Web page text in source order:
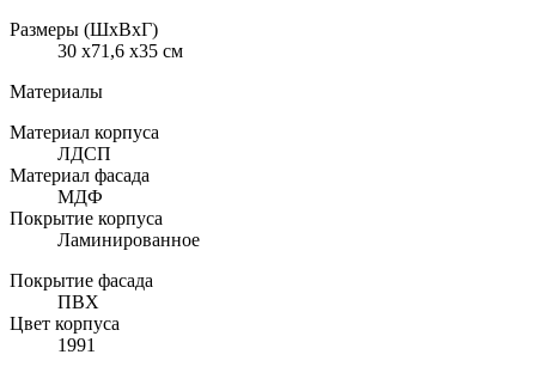
Размеры (ШхВхГ)
30 x71,6 x35 см
Материалы
Материал корпуса
ЛДСП
Материал фасада
МДФ
Покрытие корпуса
Ламинированное
Покрытие фасада
ПВХ
Цвет корпуса
1991